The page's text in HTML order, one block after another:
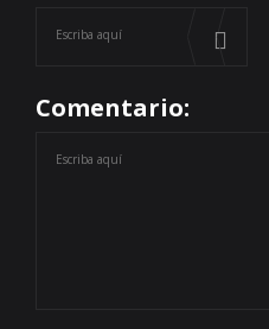
Comentario: